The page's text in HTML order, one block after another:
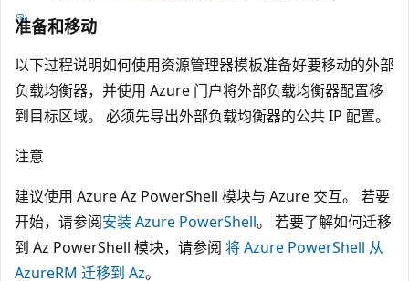
准备和移动
以下过程说明如何使用资源管理器模板准备好要移动的外部
负载均衡器，并使用 Azure 门户将外部负载均衡器配置移
到目标区域。 必须先导出外部负载均衡器的公共 IP 配置。
注意
建议使用 Azure Az PowerShell 模块与 Azure 交互。 若要
开始，请参阅安装 Azure PowerShell。 若要了解如何迁移
到 Az PowerShell 模块，请参阅 将 Azure PowerShell 从
AzureRM 迁移到 Az。